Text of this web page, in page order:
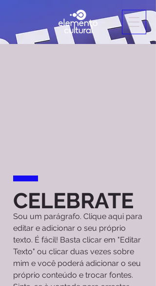
CELEBRATE
Sou um parágrafo. Clique aqui para
editar e adicionar o seu próprio
texto. É fácil! Basta clicar em "Editar
Texto" ou clicar duas vezes sobre
mim e você poderá adicionar o seu
próprio conteúdo e trocar fontes.